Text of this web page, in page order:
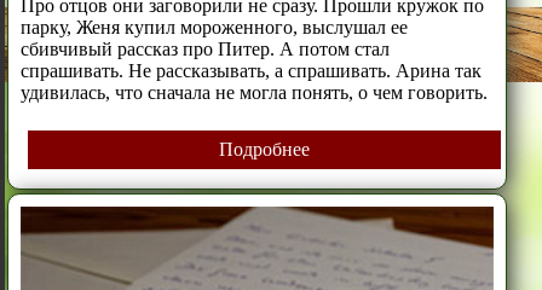
Про отцов они заговорили не сразу. Прошли кружок по
парку, Женя купил мороженного, выслушал ее
сбивчивый рассказ про Питер. А потом стал
спрашивать. Не рассказывать, а спрашивать. Арина так
удивилась, что сначала не могла понять, о чем говорить.
Подробнее